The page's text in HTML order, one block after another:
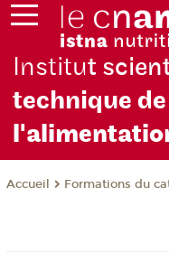
Institut
technique
Accueil Formations du